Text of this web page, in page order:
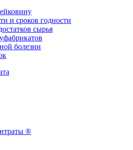
и сроков годности
сырья
болезни
®